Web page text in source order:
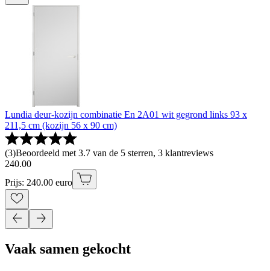
Lundia deur-kozijn combinatie En 2A01 wit gegrond links 93 x
211,5 cm (kozijn 56 x 90 cm)
(3)Beoordeeld met 3.7 van de 5 sterren, 3 klantreviews
240.00
Prijs: 240.00 euro
Vaak samen gekocht